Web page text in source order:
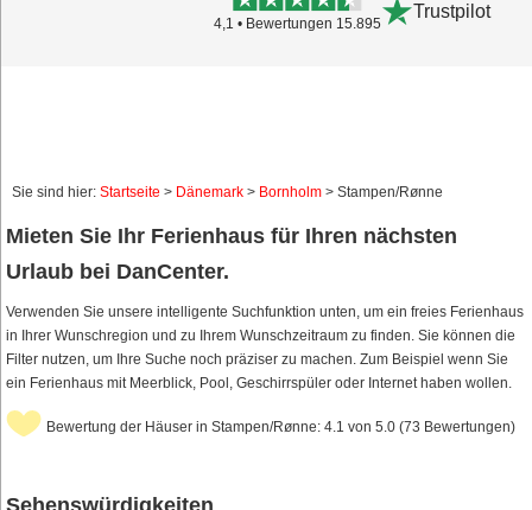
4,1 • Bewertungen 15.895
Trustpilot
Sie sind hier: Startseite > Dänemark > Bornholm > Stampen/Rønne
Mieten Sie Ihr Ferienhaus für Ihren nächsten
Urlaub bei DanCenter.
Verwenden Sie unsere intelligente Suchfunktion unten, um ein freies Ferienhaus
in Ihrer Wunschregion und zu Ihrem Wunschzeitraum zu finden. Sie können die
Filter nutzen, um Ihre Suche noch präziser zu machen. Zum Beispiel wenn Sie
ein Ferienhaus mit Meerblick, Pool, Geschirrspüler oder Internet haben wollen.
Bewertung der Häuser in Stampen/Rønne: 4.1 von 5.0 (73 Bewertungen)